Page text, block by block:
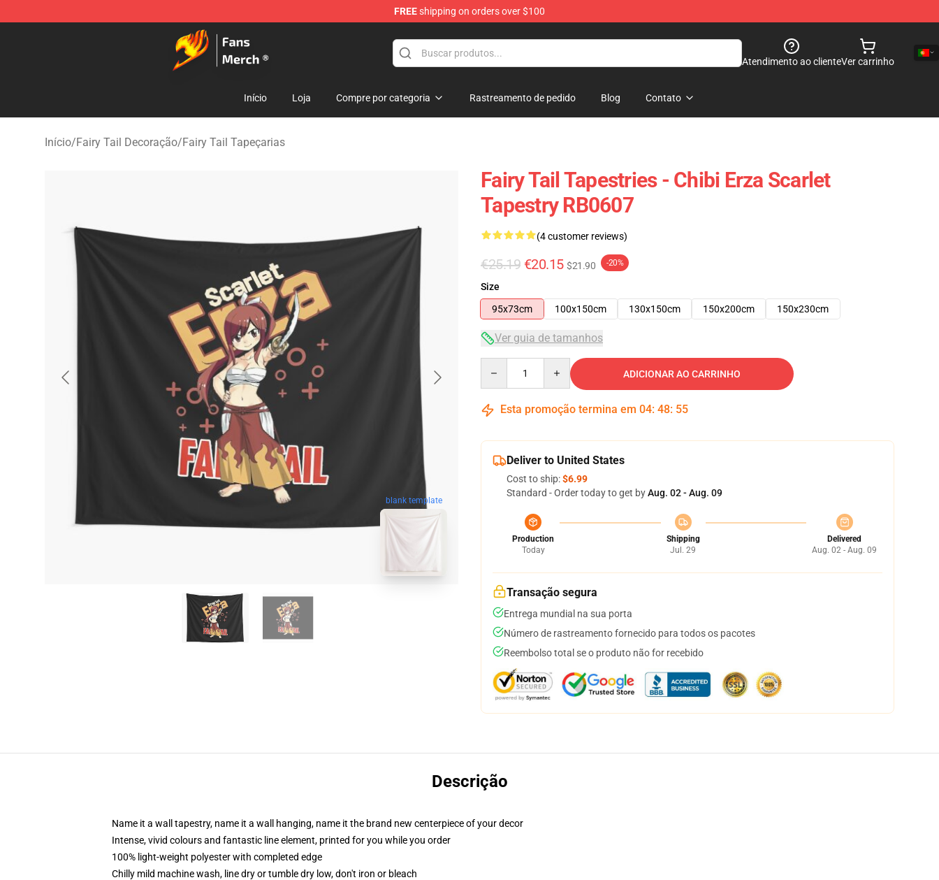
FREEshipping on orders over $100
Fairy Tail Store - Official Fairy Tail Merchandise Shop
Atendimento ao clienteVer carrinho
Início Loja Compre por categoria Rastreamento de pedido Blog Contato
Início/Fairy Tail Decoração/Fairy Tail Tapeçarias
blank template
Fairy Tail Tapestries - Chibi Erza Scarlet
Tapestry RB0607
(4 customer reviews)
€25.19 €20.15 $21.90 -20%
Size
95x73cm
100x150cm 130x150cm 150x200cm 150x230cm
Ver guia de tamanhos
ADICIONAR AO CARRINHO
Esta promoção termina em 04: 48: 54
Deliver to United States
Cost to ship:$6.99
Standard - Order today to get byAug. 02 - Aug. 09
Production
Today
Shipping
Jul. 29
Delivered
Aug. 02 - Aug. 09
Transação segura
Entrega mundial na sua porta
Número de rastreamento fornecido para todos os pacotes
Reembolso total se o produto não for recebido
Descrição
Name it a wall tapestry, name it a wall hanging, name it the brand new centerpiece of your decor
Intense, vivid colours and fantastic line element, printed for you while you order
100% light-weight polyester with completed edge
Chilly mild machine wash, line dry or tumble dry low, don't iron or bleach